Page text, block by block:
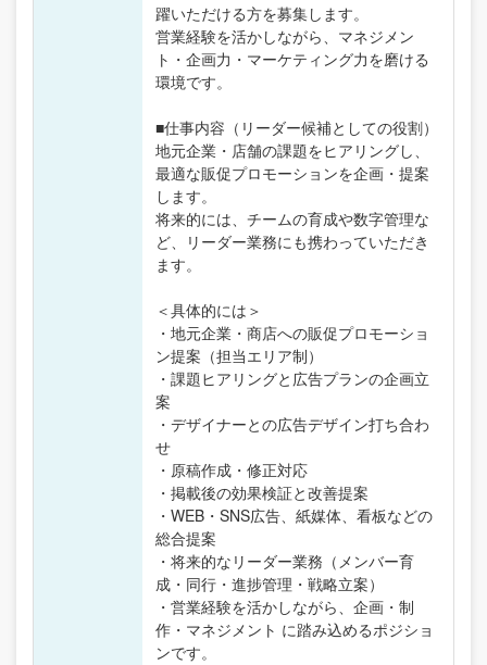
躍いただける方を募集します。
営業経験を活かしながら、マネジメン
ト・企画力・マーケティング力を磨ける
環境です。
■仕事内容（リーダー候補としての役割）
地元企業・店舗の課題をヒアリングし、
最適な販促プロモーションを企画・提案
します。
将来的には、チームの育成や数字管理な
ど、リーダー業務にも携わっていただき
ます。
＜具体的には＞
・地元企業・商店への販促プロモーショ
ン提案（担当エリア制）
・課題ヒアリングと広告プランの企画立
案
・デザイナーとの広告デザイン打ち合わ
せ
・原稿作成・修正対応
・掲載後の効果検証と改善提案
・WEB・SNS広告、紙媒体、看板などの
総合提案
・将来的なリーダー業務（メンバー育
成・同行・進捗管理・戦略立案）
・営業経験を活かしながら、企画・制
作・マネジメント に踏み込めるポジショ
ンです。